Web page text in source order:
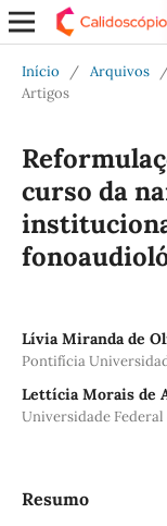
Início / Arquivos
Artigos
curso da
Lívia Miranda de
Pontifícia
Lettícia Morais de
Universidade Federal
Resumo